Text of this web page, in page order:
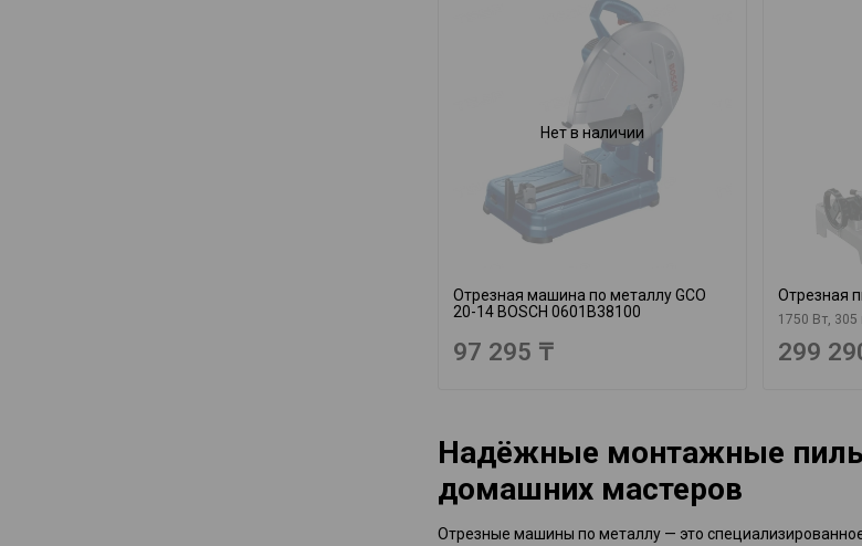
Нет в наличии
Отрезная машина по металлу GCO
20-14 BOSCH 0601B38100
97 295 ₸
Отрезная
1750 Вт,
299
Надёжные монтажные
домашних мастеров
Отрезные машины по металлу — это